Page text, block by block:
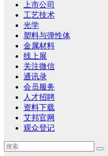
上市公司
工艺技术
光学
塑料与弹性体
金属材料
线上展
关注微信
通讯录
会员服务
人才招聘
资料下载
艾邦官网
观众登记